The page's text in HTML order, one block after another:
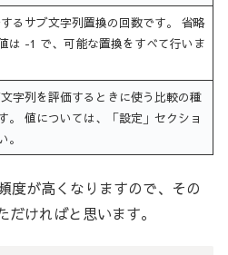
るサブ文字列置換の回数です。 省略
は -1 で、可能な置換をすべて行いま
字列を評価するときに使う比較の種
。 値については、「設定」セクショ
。
度が高くなりますので、その
ければと思います。